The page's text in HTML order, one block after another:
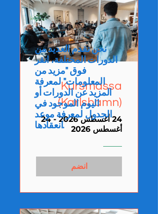
Kursmässa
(Karlshamn)
24 أغسطس 2026 - 24
أغسطس 2026
انضم
نحن نقدم العديد من
الدورات المختلفة، انقر
فوق "مزيد من
المعلومات" لمعرفة
المزيد عن الدورات أو
اليوم الموجود في
الجدول لمعرفة موعد
انعقادها.